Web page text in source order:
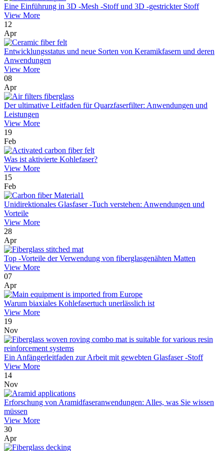
Eine Einführung in 3D -Mesh -Stoff und 3D -gestrickter Stoff
View More
12
Apr
Entwicklungsstatus und neue Sorten von Keramikfasern und deren
Anwendungen
View More
08
Apr
Der ultimative Leitfaden für Quarzfaserfilter: Anwendungen und
Leistungen
View More
19
Feb
Was ist aktivierte Kohlefaser?
View More
15
Feb
Unidirektionales Glasfaser -Tuch verstehen: Anwendungen und
Vorteile
View More
28
Apr
Top -Vorteile der Verwendung von fiberglasgenähten Matten
View More
07
Apr
Warum biaxiales Kohlefasertuch unerlässlich ist
View More
19
Nov
Ein Anfängerleitfaden zur Arbeit mit gewebten Glasfaser -Stoff
View More
14
Nov
Erforschung von Aramidfaseranwendungen: Alles, was Sie wissen
müssen
View More
30
Apr